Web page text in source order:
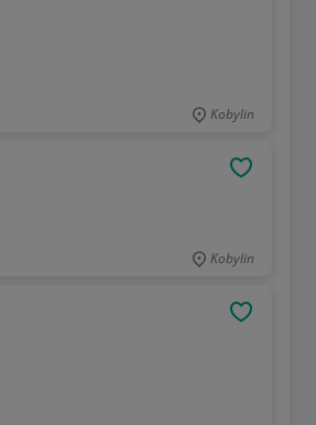
Kobylin
Kobylin